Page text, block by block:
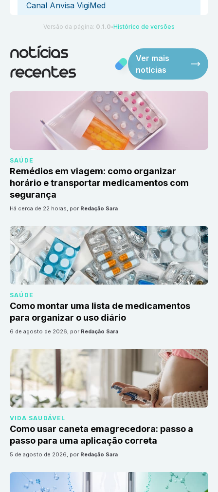
Canal Anvisa VigiMed
Versão da página: 0.1.0 ●Histórico de versões
notícias
recentes
Ver mais
notícias
SAÚDE
Remédios em viagem: como organizar
horário e transportar medicamentos com
segurança
há cerca de 22 horas, por Redação Sara
SAÚDE
Como montar uma lista de medicamentos
para organizar o uso diário
6 de agosto de 2026, por Redação Sara
VIDA SAUDÁVEL
Como usar caneta emagrecedora: passo a
passo para uma aplicação correta
5 de agosto de 2026, por Redação Sara